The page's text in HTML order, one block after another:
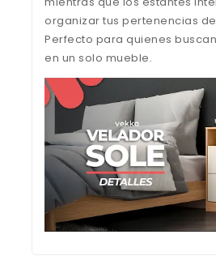
organizar tus pertenencias
Perfecto para quienes
en un solo mueble.